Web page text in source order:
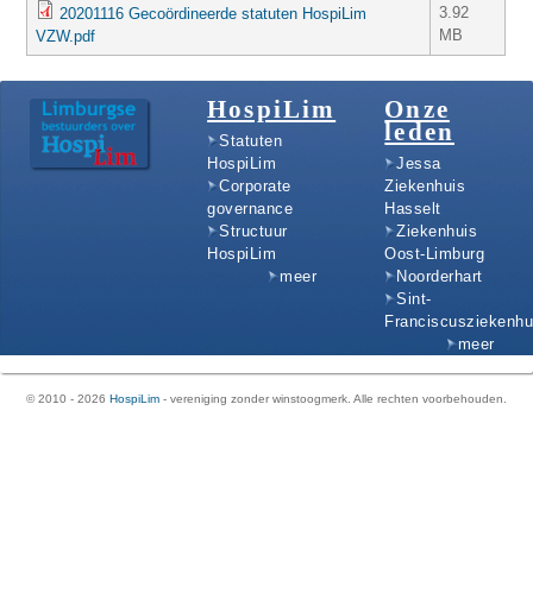
20201116 Gecoördineerde statuten HospiLim
VZW.pdf
3.92
MB
HospiLim
Statuten
HospiLim
Corporate
governance
Structuur
HospiLim
meer
Onze
leden
Jessa
Ziekenhuis
Hasselt
Ziekenhuis
Oost-Limburg
Noorderhart
Sint-
meer
© 2010 - 2026 HospiLim - vereniging zonder winstoogmerk. Alle rechten voorbehouden.